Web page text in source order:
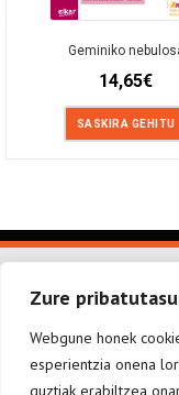
Zure
Webgune honek
esperientzia onena
guztiak erabiltzea
Geminiko
14,65€
SASKIRA GEHITU